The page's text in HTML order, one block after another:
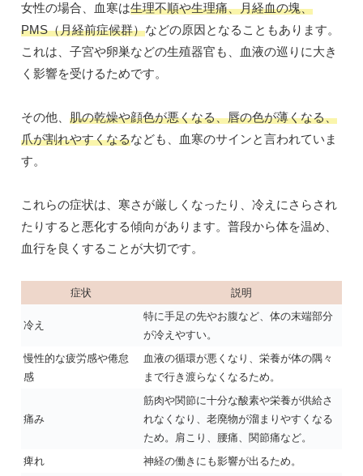
女性の場合、血寒は生理不順や生理痛、月経血の塊、
PMS（月経前症候群）などの原因となることもあります。
これは、子宮や卵巣などの生殖器官も、血液の巡りに大き
く影響を受けるためです。
その他、 肌の乾燥や顔色が悪くなる、唇の色が薄くなる、
爪が割れやすくなるなども、血寒のサインと言われていま
す。
これらの症状は、寒さが厳しくなったり、冷えにさらされ
たりすると悪化する傾向があります。普段から体を温め、
血行を良くすることが大切です。
症状 説明
冷え
特に手足の先やお腹など、体の末端部分
が冷えやすい。
慢性的な疲労感や倦怠
感
血液の循環が悪くなり、栄養が体の隅々
まで行き渡らなくなるため。
痛み
筋肉や関節に十分な酸素や栄養が供給さ
れなくなり、老廃物が溜まりやすくなる
ため。肩こり、腰痛、関節痛など。
痺れ
神経の働きにも影響が出るため。